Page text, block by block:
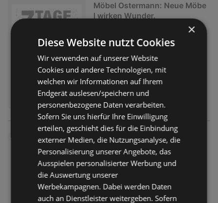
Möbel Ostermann: Neue Möbe
l wirken Wunder.
Abgelaufen am: 07.08.2026
Möbel Ostermann: Neue Möbe
l wirken Wunder.
Prospekt nicht mehr gültig
Abgelaufen am:
×
Diese Website nutzt Cookies
Wir verwenden auf unserer Website
Cookies und andere Technologien, mit
welchen wir Informationen auf Ihrem
Endgerät auslesen/speichern und
personenbezogene Daten verarbeiten.
Sofern Sie uns hierfür Ihre Einwilligung
erteilen, geschieht dies für die Einbindung
externer Medien, die Nutzungsanalyse, die
Personalisierung unserer Angebote, das
Ausspielen personalisierter Werbung und
die Auswertung unserer
Werbekampagnen. Dabei werden Daten
auch an Dienstleister weitergeben. Sofern